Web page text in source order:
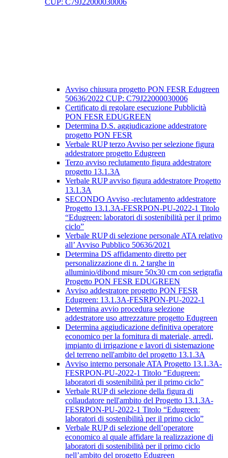
CUP: C79J22000030006
Avviso chiusura progetto PON FESR Edugreen
50636/2022 CUP: C79J22000030006
Certificato di regolare esecuzione Pubblicità
PON FESR EDUGREEN
Determina D.S. aggiudicazione addestratore
progetto PON FESR
Verbale RUP terzo Avviso per selezione figura
addestratore progetto Edugreen
Terzo avviso reclutamento figura addestratore
progetto 13.1.3A
Verbale RUP avviso figura addestratore Progetto
13.1.3A
SECONDO Avviso -reclutamento addestratore
Progetto 13.1.3A-FESRPON-PU-2022-1 Titolo
“Edugreen: laboratori di sostenibilità per il primo
ciclo”
Verbale RUP di selezione personale ATA relativo
all’ Avviso Pubblico 50636/2021
Determina DS affidamento diretto per
personalizzazione di n. 2 targhe in
alluminio/dibond misure 50x30 cm con serigrafia
Progetto PON FESR EDUGREEN
Avviso addestratore progetto PON FESR
Edugreen: 13.1.3A-FESRPON-PU-2022-1
Determina avvio procedura selezione
addestratore uso attrezzature progetto Edugreen
Determina aggiudicazione definitiva operatore
economico per la fornitura di materiale, arredi,
impianto di irrigazione e lavori di sistemazione
del terreno nell'ambito del progetto 13.1.3A
Avviso interno personale ATA Progetto 13.1.3A-
FESRPON-PU-2022-1 Titolo “Edugreen:
laboratori di sostenibilità per il primo ciclo”
Verbale RUP di selezione della figura di
collaudatore nell'ambito del Progetto 13.1.3A-
FESRPON-PU-2022-1 Titolo “Edugreen:
laboratori di sostenibilità per il primo ciclo”
Verbale RUP di selezione dell’operatore
economico al quale affidare la realizzazione di
laboratori di sostenibilità per il primo ciclo
nell’ambito del progetto Edugreen